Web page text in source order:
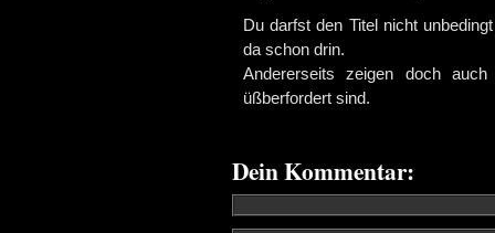
Du darfst den Titel nicht
da schon drin.
Andererseits zeigen doch
üßberfordert sind.
Dein Kommentar: